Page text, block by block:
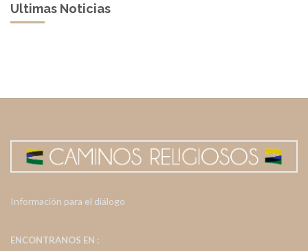
Ultimas Noticias
Información para el diálogo
ENCONTRANOS EN :